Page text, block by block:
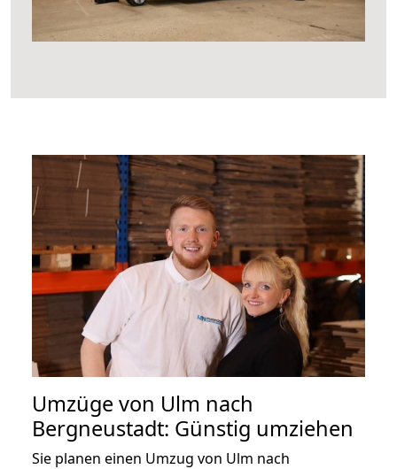
Umzüge von Ulm nach
Bergneustadt: Günstig umziehen
Sie planen einen Umzug von Ulm nach